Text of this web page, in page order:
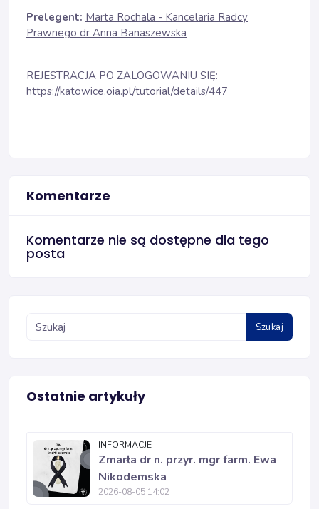
Prelegent: Marta Rochala - Kancelaria Radcy
Prawnego dr Anna Banaszewska
REJESTRACJA PO ZALOGOWANIU SIĘ:
https://katowice.oia.pl/tutorial/details/447
Komentarze
Komentarze nie są dostępne dla tego
posta
Szukaj
Ostatnie artykuły
INFORMACJE
Zmarła dr n. przyr. mgr farm. Ewa
Nikodemska
2026-08-05 14:02